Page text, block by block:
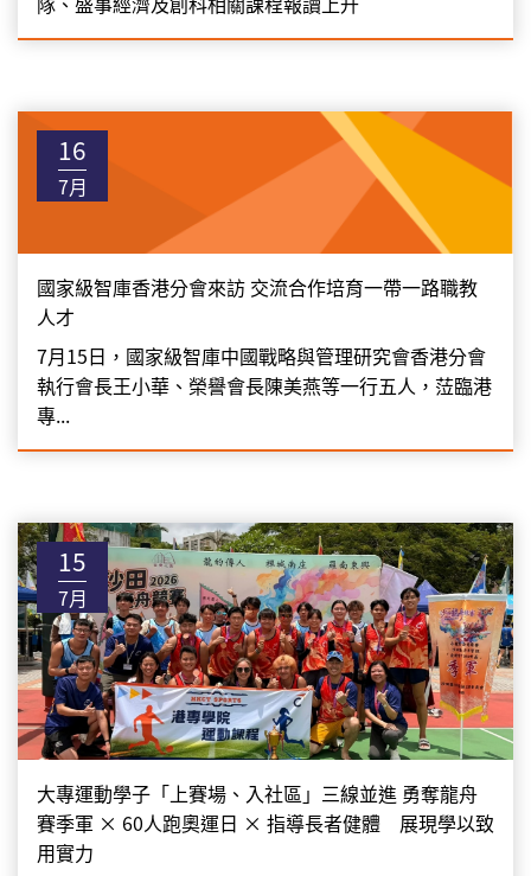
16
7月
國家級智庫香港分會來訪 交流合作培育一帶一路職教
人才
7月15日，國家級智庫中國戰略與管理研究會香港分會
執行會長王小華、榮譽會長陳美燕等一行五人，𦲷臨港
專...
15
7月
大專運動學子「上賽場、入社區」三線並進 勇奪龍舟
賽季軍 × 60人跑奧運日 × 指導長者健體 展現學以致
用實力